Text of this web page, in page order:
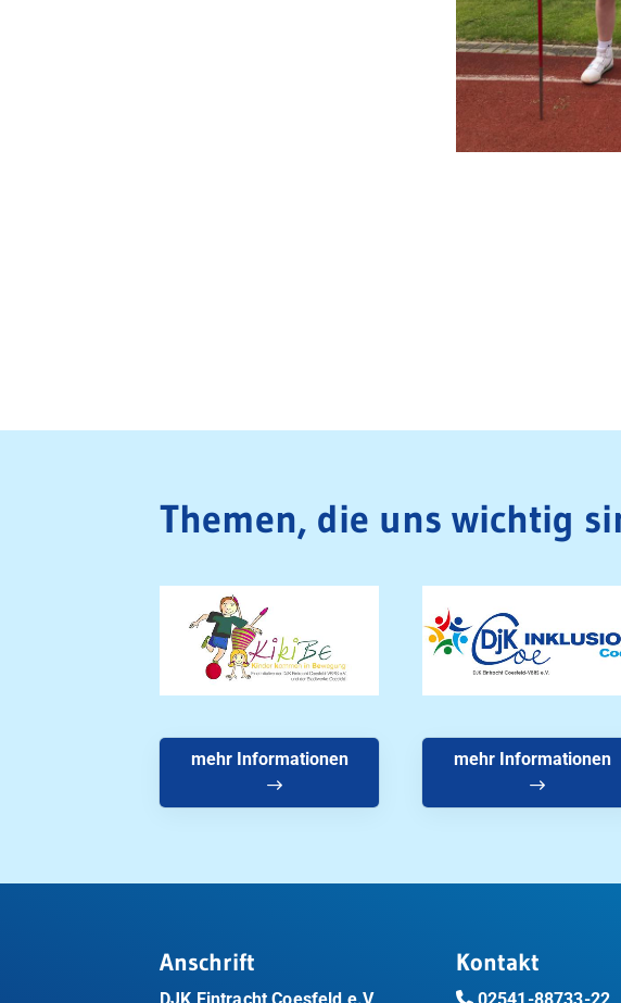
Themen, die uns wichtig
mehr Informationen mehr Informationen
Anschrift Kontakt